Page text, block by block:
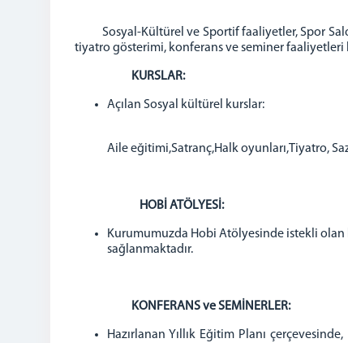
Sosyal-Kültürel ve Sportif faaliyetler, Spor
tiyatro gösterimi, konferans ve seminer
KURSLAR:
Açılan Sosyal kültürel kurslar:
Aile eğitimi,Satranç,Halk oyunları,Tiyatro,
HOBİ ATÖLYESİ:
Kurumumuzda Hobi Atölyesinde istekli olan
sağlanmaktadır.
KONFERANS ve SEMİNERLER:
Hazırlanan Yıllık Eğitim Planı